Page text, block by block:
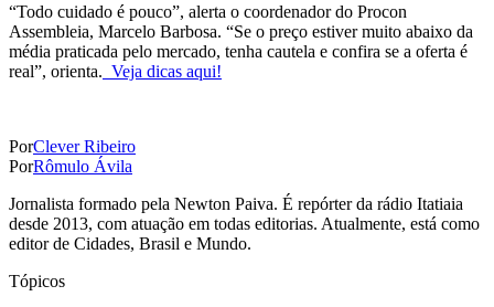
“Todo cuidado é pouco”, alerta o coordenador do Procon
Assembleia, Marcelo Barbosa. “Se o preço estiver muito abaixo da
média praticada pelo mercado, tenha cautela e confira se a oferta é
real”, orienta. Veja dicas aqui!
PorClever Ribeiro
PorRômulo Ávila
Jornalista formado pela Newton Paiva. É repórter da rádio Itatiaia
desde 2013, com atuação em todas editorias. Atualmente, está como
editor de Cidades, Brasil e Mundo.
Tópicos